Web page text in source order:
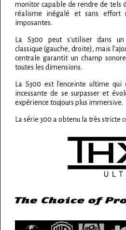
monitor capable de rendre de tels
réalisme inégalé et sans effort
imposantes.
La S300 peut s'utiliser dans
classique (gauche, droite), mais
centrale garantit un champ
toutes les dimensions.
La S300 est l'enceinte ultime qui
incessante de se surpasser et
expérience toujours plus immersive.
La série 300 a obtenu la très stricte